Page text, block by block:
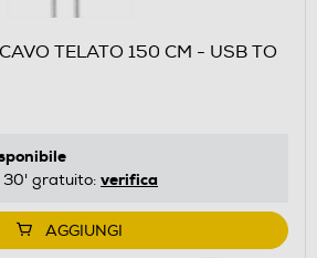
TELATO 150 CM - USB TO
30' gratuito: verifica
AGGIUNGI